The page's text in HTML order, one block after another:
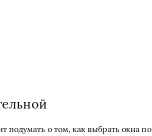
подумать о том, как выбрать окна по